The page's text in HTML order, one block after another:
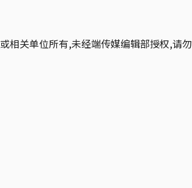
或相关单位所有,未经端传媒编辑部授权,请